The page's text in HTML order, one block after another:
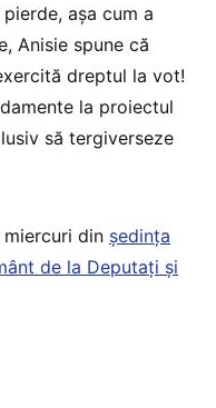
așa cum a
Anisie spune că
dreptul la vot!
la proiectul
să tergiverseze
din ședința
de la Deputați și